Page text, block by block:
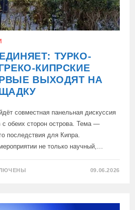
ТУРКО-
КИПРСКИЕ
ВЫХОДЯТ НА
совместная панельная дискуссия
с обеих сторон острова. Тема —
последствия для Кипра.
не только научный,…
09.06.2026